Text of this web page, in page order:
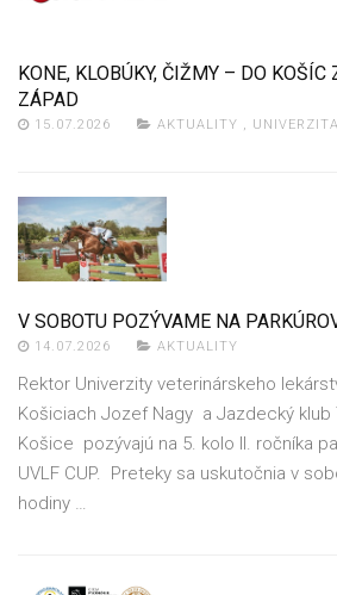
KONE, KLOBÚKY, ČIŽMY – DO KOŠÍC
ZÁPAD
15.07.2026 AKTUALITY ,
V SOBOTU POZÝVAME NA
14.07.2026 AKTUALITY
Rektor Univerzity veterinárskeho
Košiciach Jozef Nagy a Jazdecký klub
Košice pozývajú na 5. kolo II. ročníka
UVLF CUP. Preteky sa uskutočnia v
hodiny …